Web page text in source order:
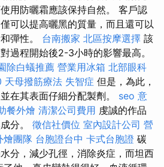
用防曬霜應該保持自然。 客戶認
可以提高曬黑的質量，而且還可以
彈性。 台南搬家 北區按摩選擇 該
過程開始後2-3小時的影響最高。
除白蟻推薦 營業用冰箱 北部眼科
天母撥筋療法 失智症 但是，為此，
在其表面仔細分配製劑。 seo 意
餐外燴 清潔公司費用 虔誠的作品
分。 徵信社價位 室內設計公司 營
燴團隊 台胞證台中 卡式台胞證 碳
分，減少孔徑，消除炎症，而坦西